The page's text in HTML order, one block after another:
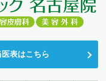
表はこちら